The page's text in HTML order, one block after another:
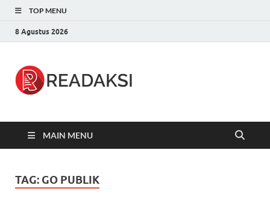
TOP MENU
8 Agustus 2026
MAIN MENU
TAG: GO PUBLIK